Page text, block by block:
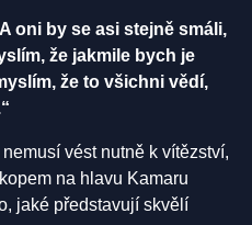
oni by se asi stejně smáli,
že jakmile bych je
že to všichni vědí,
vést nutně k vítězství,
na hlavu Kamaru
jaké představují skvělí